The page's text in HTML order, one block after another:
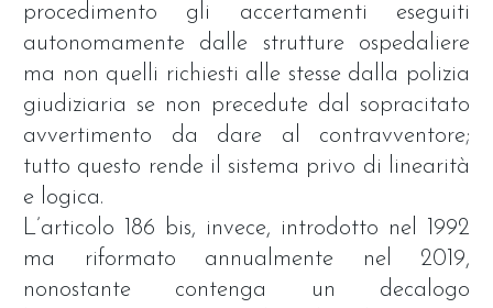
procedimento gli accertamenti eseguiti
autonomamente dalle strutture ospedaliere
ma non quelli richiesti alle stesse dalla polizia
giudiziaria se non precedute dal sopracitato
avvertimento da dare al contravventore;
tutto questo rende il sistema privo di linearità
e logica.
L’articolo 186 bis, invece, introdotto nel 1992
ma riformato annualmente nel 2019,
nonostante contenga un decalogo